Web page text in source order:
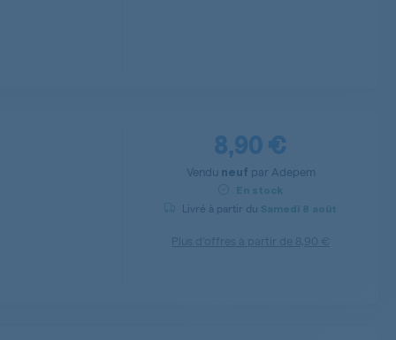
8,90 €
Vendu neuf par Adepem
En stock
Livré à partir du Samedi 8 août